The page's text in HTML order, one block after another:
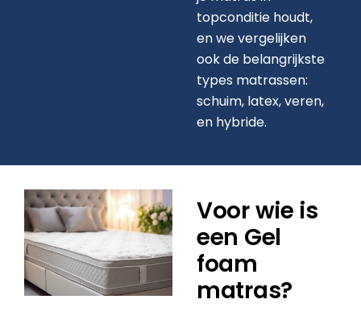
topconditie houdt,
en we vergelijken
ook de belangrijkste
types matrassen:
schuim, latex, veren,
en hybride.
Voor wie is
een Gel
foam
matras?